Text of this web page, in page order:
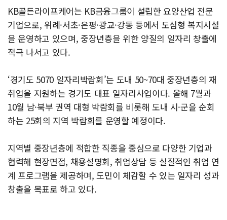
KB골든라이프케어는 KB금융그룹이 설립한 요양산업 전문
기업으로, 위례·서초·은평·광교·강동 등에서 도심형 복지시설
을 운영하고 있으며, 중장년층을 위한 양질의 일자리 창출에
적극 나서고 있다.
‘경기도 5070 일자리박람회’는 도내 50~70대 중장년층의 재
취업을 지원하는 경기도 대표 일자리사업이다. 올해 7월과
10월 남·북부 권역 대형 박람회를 비롯해 도내 시·군을 순회
하는 25회의 지역 박람회를 운영할 예정이다.
지역별 중장년층에 적합한 직종을 중심으로 다양한 기업과
협력해 현장면접, 채용설명회, 취업상담 등 실질적인 취업 연
계 프로그램을 제공하며, 도민이 체감할 수 있는 일자리 성과
창출을 목표로 하고 있다.